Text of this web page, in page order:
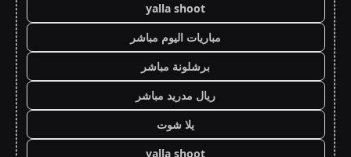
yalla shoot
مباريات اليوم مباشر
برشلونة مباشر
ريال مدريد مباشر
يلا شوت
yalla shoot